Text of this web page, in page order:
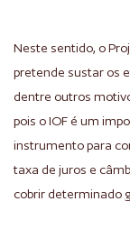
Neste sentido, o
pretende sustar os
dentre outros
pois o IOF é um
instrumento para
taxa de juros e
cobrir determinado